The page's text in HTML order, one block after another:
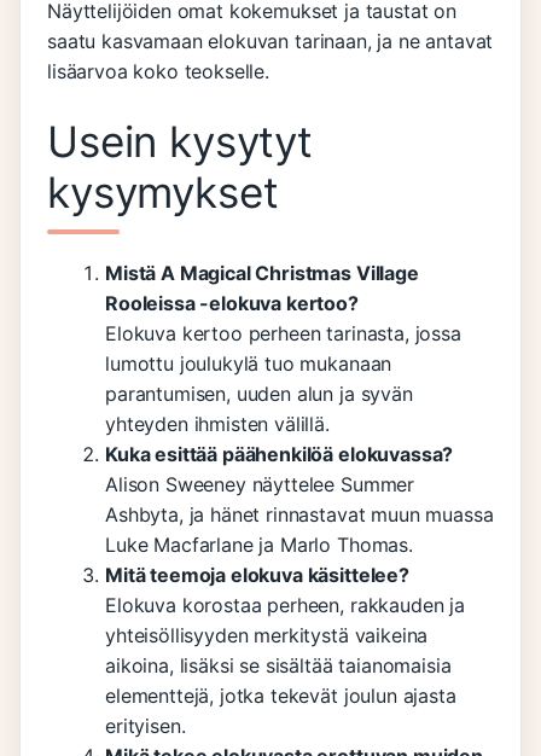
Näyttelijöiden omat kokemukset ja taustat on
saatu kasvamaan elokuvan tarinaan, ja ne antavat
lisäarvoa koko teokselle.
Usein kysytyt
kysymykset
Mistä A Magical Christmas Village
Rooleissa -elokuva kertoo?
Elokuva kertoo perheen tarinasta, jossa
lumottu joulukylä tuo mukanaan
parantumisen, uuden alun ja syvän
yhteyden ihmisten välillä.
Kuka esittää päähenkilöä elokuvassa?
Alison Sweeney näyttelee Summer
Ashbyta, ja hänet rinnastavat muun muassa
Luke Macfarlane ja Marlo Thomas.
Mitä teemoja elokuva käsittelee?
Elokuva korostaa perheen, rakkauden ja
yhteisöllisyyden merkitystä vaikeina
aikoina, lisäksi se sisältää taianomaisia
elementtejä, jotka tekevät joulun ajasta
erityisen.